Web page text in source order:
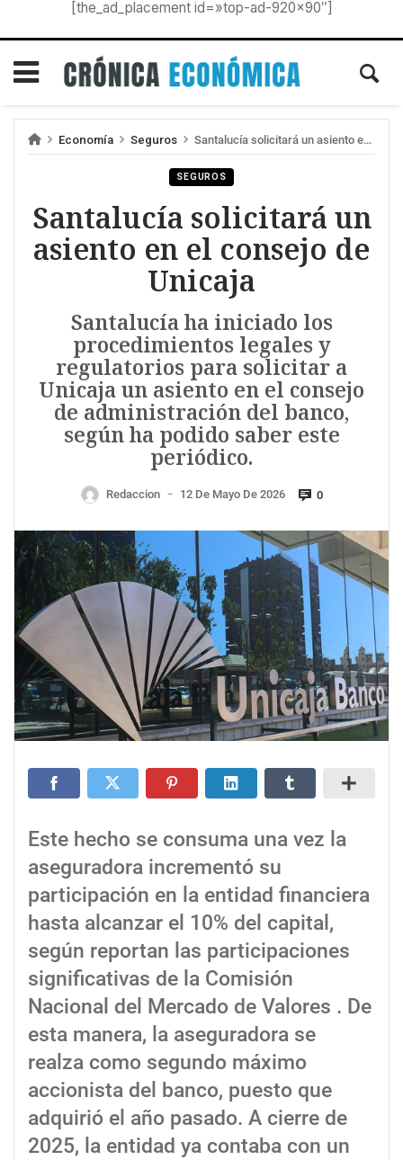
[the_ad_placement id=»top-ad-920×90″]
Economía Seguros Santalucía solicitará un asiento en el consejo de Unicaja
SEGUROS
Santalucía solicitará un
asiento en el consejo de
Unicaja
Santalucía ha iniciado los
procedimientos legales y
regulatorios para solicitar a
Unicaja un asiento en el consejo
de administración del banco,
según ha podido saber este
periódico.
Redaccion — 12 De Mayo De 2026 0
Este hecho se consuma una vez la
aseguradora incrementó su
participación en la entidad financiera
hasta alcanzar el 10% del capital,
según reportan las participaciones
significativas de la Comisión
Nacional del Mercado de Valores . De
esta manera, la aseguradora se
realza como segundo máximo
accionista del banco, puesto que
adquirió el año pasado. A cierre de
2025, la entidad ya contaba con un